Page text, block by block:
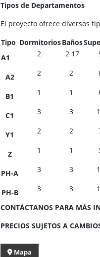
Tipos de Departamentos
El proyecto ofrece diversos
Tipo DormitoriosBaños
A1
2 2 17
A2 2 2
B1 1 1
C1 3 3
Y1 2 2
Z 1 1
PH-A 3 3
PH-B 3 3
CONTÁCTANOS PARA MÁS
PRECIOS SUJETOS A
Mapa